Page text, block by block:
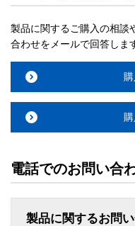
製品に関するご購入の相談
合わせをメールで回答しま
電話でのお問い合
製品に関するお問